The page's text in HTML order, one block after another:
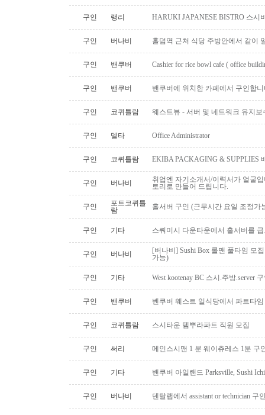
구인 랭리 HARUKI JAPANESE BISTRO 스시
구인 버나비 홀덤역 근처 식당 주방안에서 같이
구인 밴쿠버 Cashier for rice bowl cafe ( office
구인 밴쿠버 밴쿠버에 위치한 카페에서 구인합
구인 코퀴틀람 웨스트뷰 - 서버 및 네트워크 유지보
구인 델타 Office Administrator
구인 코퀴틀람 EKIBA PACKAGING & SUPPLIES
구인 버나비
취업엔 자기소개서/이력서가 얼굴
토리로 만들어 드립니다.
구인
포트코퀴틀
람
홀서버 구인 (근무시간 요일 조정가
구인 기타 스쿼미시 다운타운에서 홀서버를
구인 버나비
[버나비] Sushi Box 롤맨 풀타임 모
가능)
구인 기타 West kootenay BC 스시.주방.server
구인 밴쿠버 벤쿠버 웨스트 일식당에서 파트타
구인 코퀴틀람 스시타운 템뿌라파트 직원 모집
구인 써리 메인스시맨 1 분 웨이츄레스 1분 구
구인 기타 밴쿠버 아일랜드 Parksville, Sushi
구인 버나비 덴탈랩에서 assistant or technician 구